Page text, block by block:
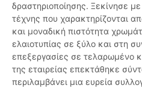
δραστηριοποίησης. Ξεκίνησε
τέχνης που χαρακτηρίζονται
και μοναδική πιστότητα
ελαιοτυπίας σε ξύλο και στη
επεξεργασίες σε τελαρωμένο
της εταιρείας επεκτάθηκε
περιλαμβάνει μια ευρεία